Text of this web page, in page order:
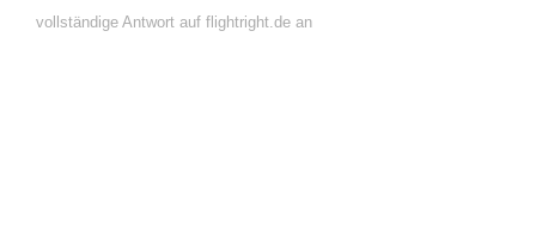
vollständige Antwort auf flightright.de an